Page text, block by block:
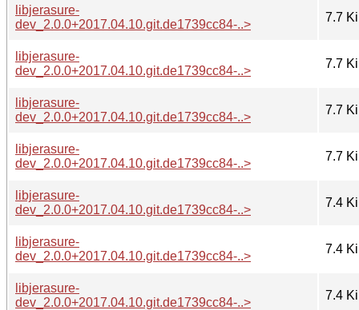
libjerasure-
dev_2.0.0+2017.04.10.git.de1739cc84-..>
7.7
libjerasure-
dev_2.0.0+2017.04.10.git.de1739cc84-..>
7.7
libjerasure-
dev_2.0.0+2017.04.10.git.de1739cc84-..>
7.7
libjerasure-
dev_2.0.0+2017.04.10.git.de1739cc84-..>
7.7
libjerasure-
dev_2.0.0+2017.04.10.git.de1739cc84-..>
7.4
libjerasure-
dev_2.0.0+2017.04.10.git.de1739cc84-..>
7.4
libjerasure-
dev_2.0.0+2017.04.10.git.de1739cc84-..>
7.4